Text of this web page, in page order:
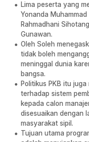
Lima peserta yang
Yonanda
Rahmadhani
Gunawan.
Oleh Soleh
tidak boleh
meninggal dunia
bangsa.
Politikus PKB itu
terhadap sistem
kepada calon
disesuaikan dengan
masyarakat sipil.
Tujuan utama